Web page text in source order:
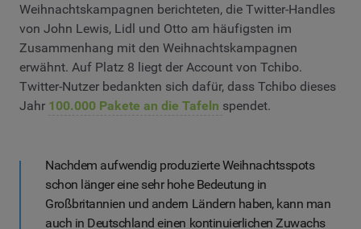
Weihnachtskampagnen berichteten, die Twitter-Handles
von John Lewis, Lidl und Otto am häufigsten im
Zusammenhang mit den Weihnachtskampagnen
erwähnt. Auf Platz 8 liegt der Account von Tchibo.
Twitter-Nutzer bedankten sich dafür, dass Tchibo dieses
Jahr 100.000 Pakete an die Tafeln spendet.
Nachdem aufwendig produzierte Weihnachtsspots
schon länger eine sehr hohe Bedeutung in
Großbritannien und andern Ländern haben, kann man
auch in Deutschland einen kontinuierlichen Zuwachs